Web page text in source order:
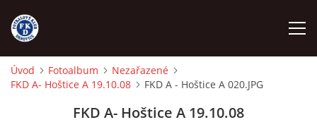
ÚVOD
Úvod Fotoalbum
Nezařazené
FKD A- Hoštice A 19.10.08
FKD A - Hoštice A 020.JPG
FKD A- Hoštice A 19.10.08